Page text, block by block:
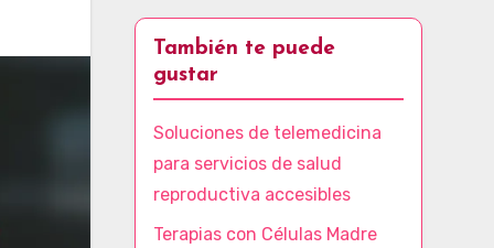
También te puede
gustar
Soluciones de telemedicina
para servicios de salud
reproductiva accesibles
Terapias con Células Madre